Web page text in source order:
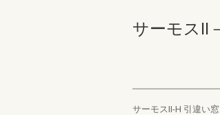
サーモスⅡ
サーモスII-H 引違い窓